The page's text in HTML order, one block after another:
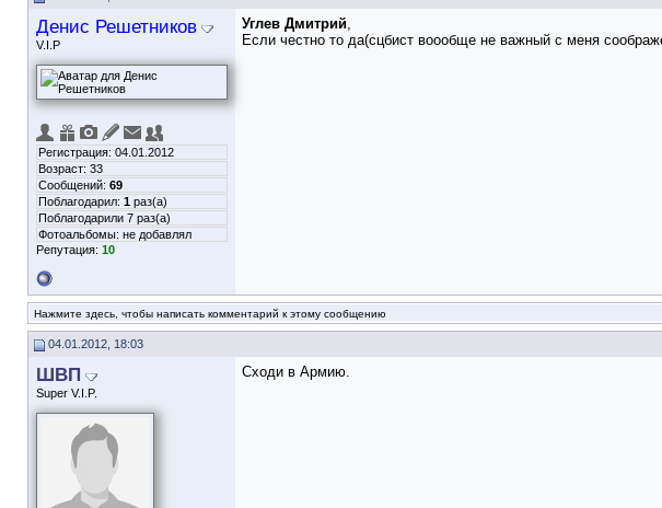
Денис Решетников
V.I.P
Регистрация: 04.01.2012
Возраст: 33
Сообщений: 69
Поблагодарил: 1 раз(а)
Поблагодарили 7 раз(а)
Фотоальбомы: не добавлял
Репутация: 10
Углев Дмитрий,
Если честно то да(сцбист воообще не важный с меня
Нажмите здесь, чтобы написать комментарий к этому сообщению
04.01.2012, 18:03
ШВП
Super V.I.P.
Сходи в Армию.